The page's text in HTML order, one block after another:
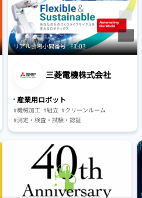
リアル会場小間番号 : E1-03
三菱電機株式会社
産業用ロボット
#機械加工 #組立 #クリーンルーム
#測定・検査・試験・認証
#研究・開発・実証
#保管・ピッキングシステム
#AGV・GTP・AMR
#駆動・センサ・制御系
#人工知能（AI）